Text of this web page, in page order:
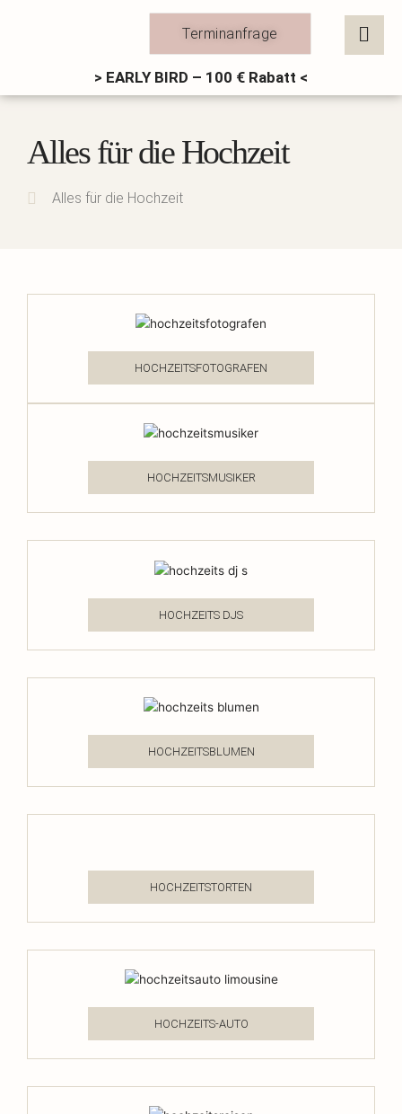
Terminanfrage
> EARLY BIRD – 100 € Rabatt <
Alles für die Hochzeit
Alles für die Hochzeit
HOCHZEITSFOTOGRAFEN
HOCHZEITSMUSIKER
HOCHZEITS DJS
HOCHZEITSBLUMEN
HOCHZEITSTORTEN
HOCHZEITS-AUTO